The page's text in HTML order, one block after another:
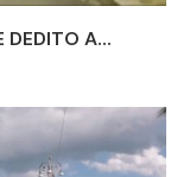
DEDITO A...